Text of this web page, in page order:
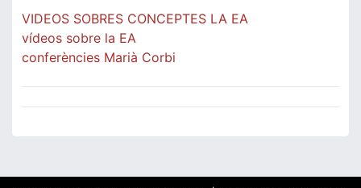
VIDEOS SOBRES CONCEPTES LA EA
vídeos sobre la EA
conferències Marià Corbi